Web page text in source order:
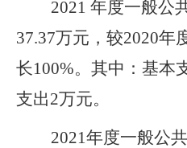
2021 年度一般公
37.37万元， 较2020年
长100%。 其中：基本
支出2万元。
2021年度一般公